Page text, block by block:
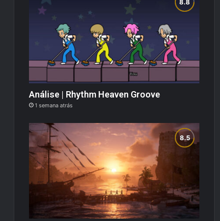
Análise | Rhythm Heaven Groove
1 semana atrás